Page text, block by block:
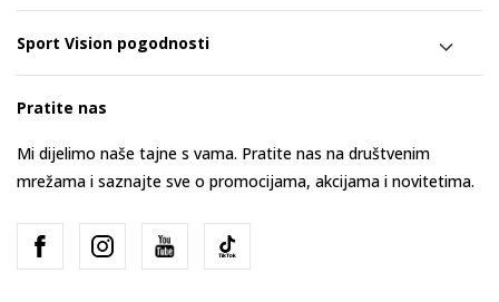
Sport Vision pogodnosti
Pratite nas
Mi dijelimo naše tajne s vama. Pratite nas na društvenim
mrežama i saznajte sve o promocijama, akcijama i novitetima.